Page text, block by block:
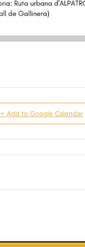
+ Add to Google Calendar